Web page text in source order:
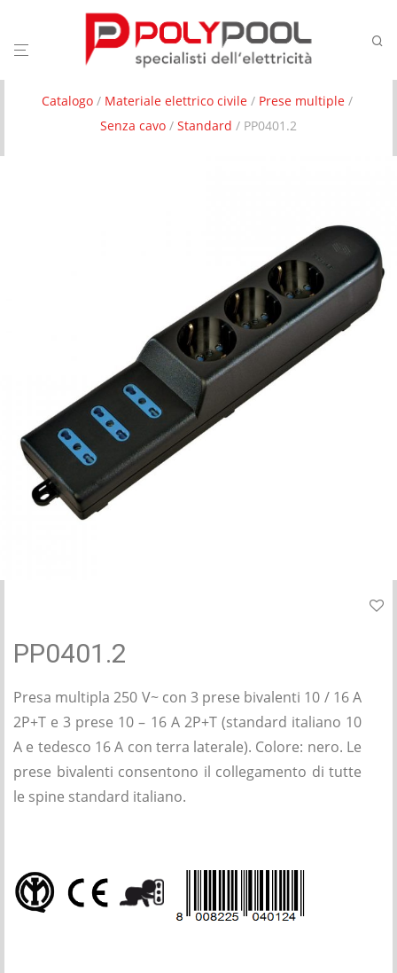
Catalogo/ Materiale elettrico civile/ Prese multiple/
Senza cavo / Standard / PP0401.2
PP0401.2
Presa multipla 250 V~ con 3 prese bivalenti 10 / 16 A
2P+T e 3 prese 10 – 16 A 2P+T (standard italiano 10
A e tedesco 16 A con terra laterale). Colore: nero. Le
prese bivalenti consentono il collegamento di tutte
le spine standard italiano.